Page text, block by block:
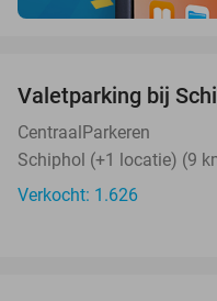
Valetparking bij
CentraalParkeren
Schiphol (+1 locatie) (9
Verkocht: 1.626